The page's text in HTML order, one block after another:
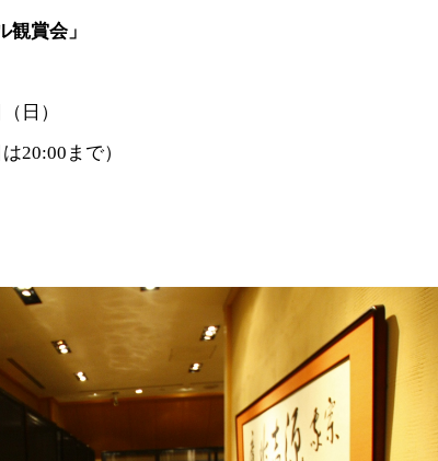
賞会」
日）
20:00まで）